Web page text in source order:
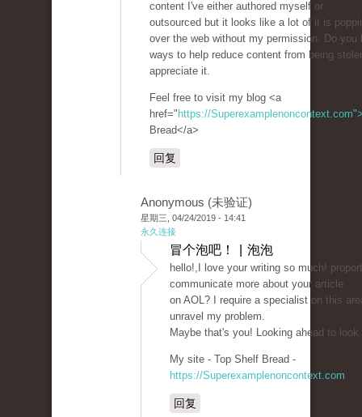
content I've either authored myself or
outsourced but it looks like a lot of it is
over the web without my permission. Do you
ways to help reduce content from being
appreciate it.
Feel free to visit my blog <a
href=" https://
Bread</a>
回复
Anonymous (未验证)
星期三, 04/24/2019 - 14:41
永久连接
冒个泡吧！ | 泡泡
hello!,I love your writing so much!
communicate more about your article
on AOL? I require a specialist on this
unravel my problem.
Maybe that's you! Looking ahead to look
My site - Top Shelf Bread -
https://Superexamplenoncontext.com
回复